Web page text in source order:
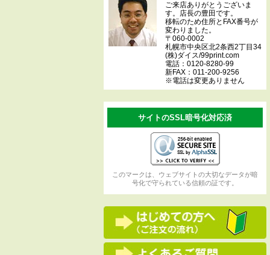
ご来店ありがとうございま
す。店長の豊田です。
移転のため住所とFAX番号が
変わりました。
〒060-0002
札幌市中央区北2条西2丁目34
(株)ダイス/99print.com
電話：0120-8280-99
新FAX：011-200-9256
※電話は変更ありません
サイトのSSL暗号化対応済
このマークは、ウェブサイトの大切なデータが暗
号化で守られている信頼の証です。